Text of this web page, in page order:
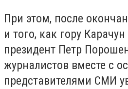
При этом, после
и того, как гору
президент Петр
журналистов вместе с
представителями СМИ